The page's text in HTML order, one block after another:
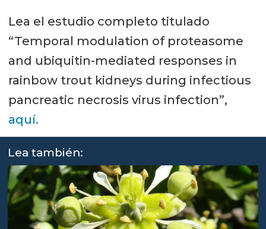
Lea el estudio completo titulado
“Temporal modulation of proteasome
and ubiquitin-mediated responses in
rainbow trout kidneys during infectious
pancreatic necrosis virus infection”,
aquí.
Lea también: